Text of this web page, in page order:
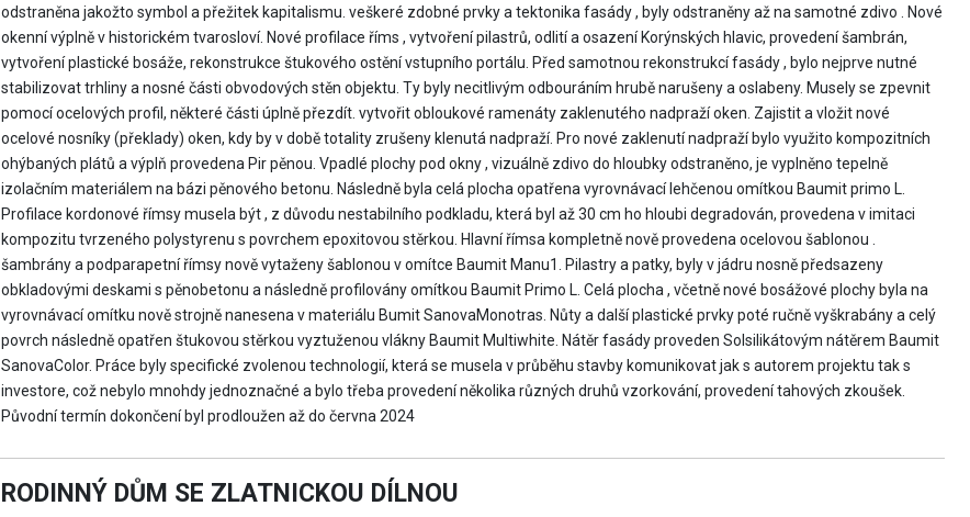
odstraněna jakožto symbol a přežitek kapitalismu. veškeré zdobné prvky a tektonika fasády , byly odstraněny až na samotné zdivo . Nové
okenní výplně v historickém tvarosloví. Nové profilace říms , vytvoření pilastrů, odlití a osazení Korýnských hlavic, provedení šambrán,
vytvoření plastické bosáže, rekonstrukce štukového ostění vstupního portálu. Před samotnou rekonstrukcí fasády , bylo nejprve nutné
stabilizovat trhliny a nosné části obvodových stěn objektu. Ty byly necitlivým odbouráním hrubě narušeny a oslabeny. Musely se zpevnit
pomocí ocelových profil, některé části úplně přezdít. vytvořit obloukové ramenáty zaklenutého nadpraží oken. Zajistit a vložit nové
ocelové nosníky (překlady) oken, kdy by v době totality zrušeny klenutá nadpraží. Pro nové zaklenutí nadpraží bylo využito kompozitních
ohýbaných plátů a výplň provedena Pir pěnou. Vpadlé plochy pod okny , vizuálně zdivo do hloubky odstraněno, je vyplněno tepelně
izolačním materiálem na bázi pěnového betonu. Následně byla celá plocha opatřena vyrovnávací lehčenou omítkou Baumit primo L.
Profilace kordonové římsy musela být , z důvodu nestabilního podkladu, která byl až 30 cm ho hloubi degradován, provedena v imitaci
kompozitu tvrzeného polystyrenu s povrchem epoxitovou stěrkou. Hlavní římsa kompletně nově provedena ocelovou šablonou .
šambrány a podparapetní římsy nově vytaženy šablonou v omítce Baumit Manu1. Pilastry a patky, byly v jádru nosně předsazeny
obkladovými deskami s pěnobetonu a následně profilovány omítkou Baumit Primo L. Celá plocha , včetně nové bosážové plochy byla na
vyrovnávací omítku nově strojně nanesena v materiálu Bumit SanovaMonotras. Nůty a další plastické prvky poté ručně vyškrabány a celý
povrch následně opatřen štukovou stěrkou vyztuženou vlákny Baumit Multiwhite. Nátěr fasády proveden Solsilikátovým nátěrem Baumit
SanovaColor. Práce byly specifické zvolenou technologií, která se musela v průběhu stavby komunikovat jak s autorem projektu tak s
investore, což nebylo mnohdy jednoznačné a bylo třeba provedení několika různých druhů vzorkování, provedení tahových zkoušek.
Původní termín dokončení byl prodloužen až do června 2024
RODINNÝ DŮM SE ZLATNICKOU DÍLNOU